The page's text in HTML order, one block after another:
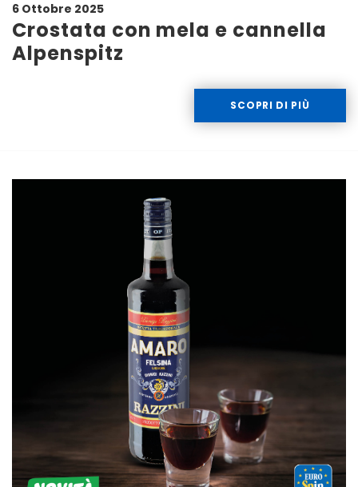
6 Ottobre 2025
Crostata con mela e cannella
Alpenspitz
SCOPRI DI PIÙ